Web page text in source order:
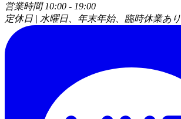
営業時間 10:00 - 19:00
定休日 | 水曜日、年末年始、臨時休業あり